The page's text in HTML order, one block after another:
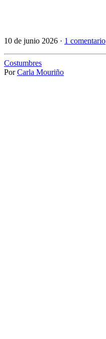
10 de junio 2026 · 1 comentario
Costumbres
Por Carla Mouriño